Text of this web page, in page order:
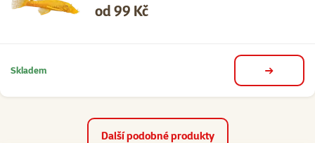
Cena
od 99 Kč
Skladem detail
Další podobné produkty